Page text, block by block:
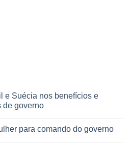
e Suécia nos benefícios e
de governo
para comando do governo